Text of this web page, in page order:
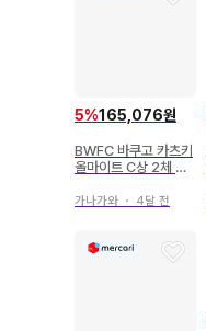
5%165,076원
BWFC 바쿠고 카츠키
올마이트 C상 2체 세
가나가와 ・ 4달 전